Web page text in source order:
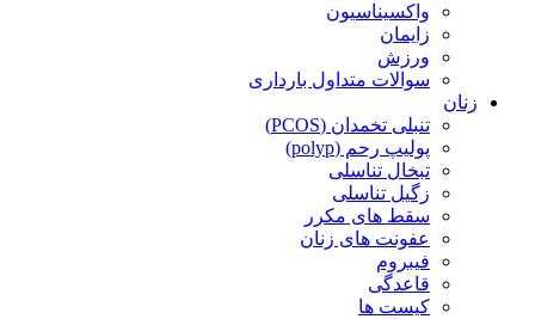
واکسیناسیون
زایمان
ورزش
سوالات متداول بارداری
زنان
تنبلی تخمدان (PCOS)
پولیپ رحم (polyp)
تبخال تناسلی
زگیل تناسلی
سقط های مکرر
عفونت های زنان
فیبروم
قاعدگی
کیست ها